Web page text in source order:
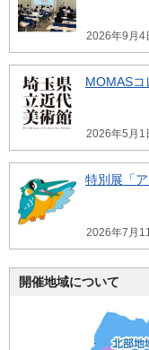
2026年9月4
MOMAS
2026年5月1
特別展「
2026年7月
開催地域について